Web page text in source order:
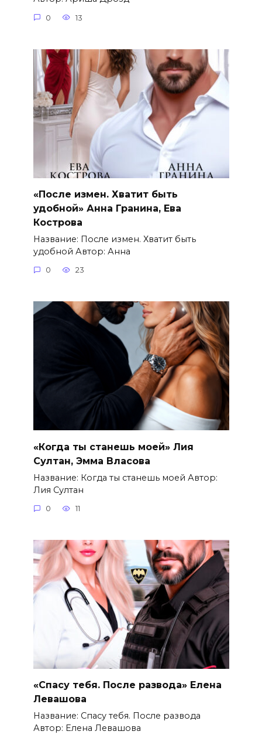
0 13
«После измен. Хватит быть
удобной» Анна Гранина, Ева
Кострова
Название: После измен. Хватит быть
удобной Автор: Анна
0 23
«Когда ты станешь моей» Лия
Султан, Эмма Власова
Название: Когда ты станешь моей Автор:
Лия Султан
0 11
«Спасу тебя. После развода» Елена
Левашова
Название: Спасу тебя. После развода
Автор: Елена Левашова